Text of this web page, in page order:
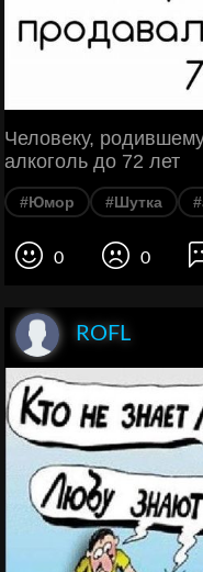
Человеку,
алкоголь до 72 лет
#Юмор #Шутка
0 0
ROFL